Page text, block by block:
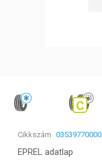
C
Cikkszám 03539770000
EPREL adatlap